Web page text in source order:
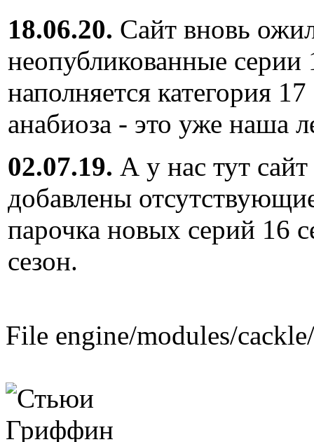
18.06.20. Сайт вновь
неопубликованные серии
наполняется категория
анабиоза - это уже наша
02.07.19. А у нас тут
добавлены
парочка новых серий 16
сезон.
File engine/modules/